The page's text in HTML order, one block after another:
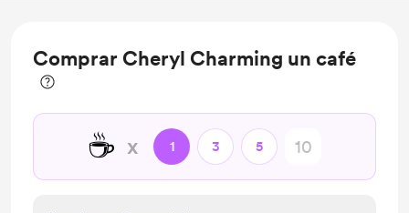
Comprar Cheryl Charming un café
☕ x 1 3 5